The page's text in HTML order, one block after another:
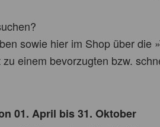
sowie hier im Shop über die
einem bevorzugten bzw.
01. April bis 31. Oktober